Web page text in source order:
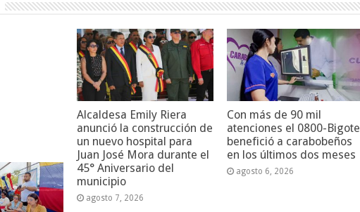
Alcaldesa Emily Riera
anunció la construcción de
un nuevo hospital para
Juan José Mora durante el
45° Aniversario del
municipio
agosto 7, 2026
Con más de 90 mil
atenciones el 0800-Bigote
benefició a carabobeños
en los últimos dos meses
agosto 6, 2026